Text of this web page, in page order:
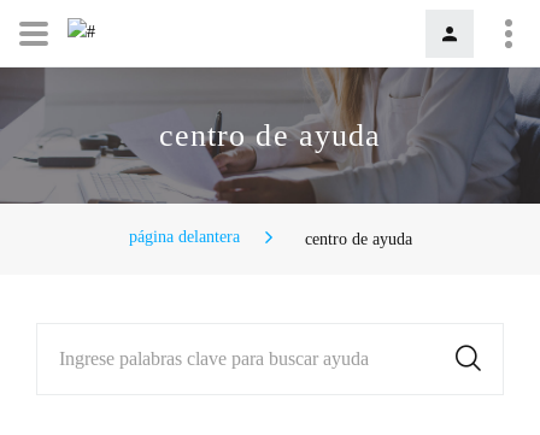
centro de ayuda
página delantera centro de ayuda
Ingrese palabras clave para buscar ayuda